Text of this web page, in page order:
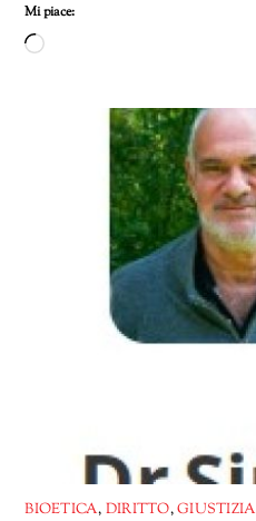
Mi piace:
Caricamento
BIOETICA, DIRITTO,GIUSTIZIA